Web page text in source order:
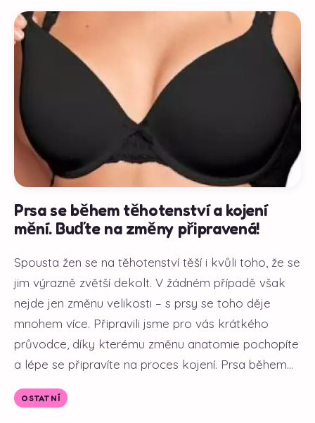
Prsa se během těhotenství a kojení
mění. Buďte na změny připravená!
Spousta žen se na těhotenství těší i kvůli toho, že se
jim výrazně zvětší dekolt. V žádném případě však
nejde jen změnu velikosti – s prsy se toho děje
mnohem více. Připravili jsme pro vás krátkého
průvodce, díky kterému změnu anatomie pochopíte
a lépe se připravíte na proces kojení. Prsa během...
OSTATNÍ